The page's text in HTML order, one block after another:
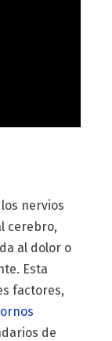
nervios
cerebro,
al dolor o
Esta
factores,
de